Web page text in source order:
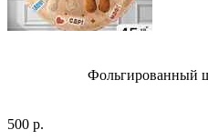
Фольгированный
500 р.